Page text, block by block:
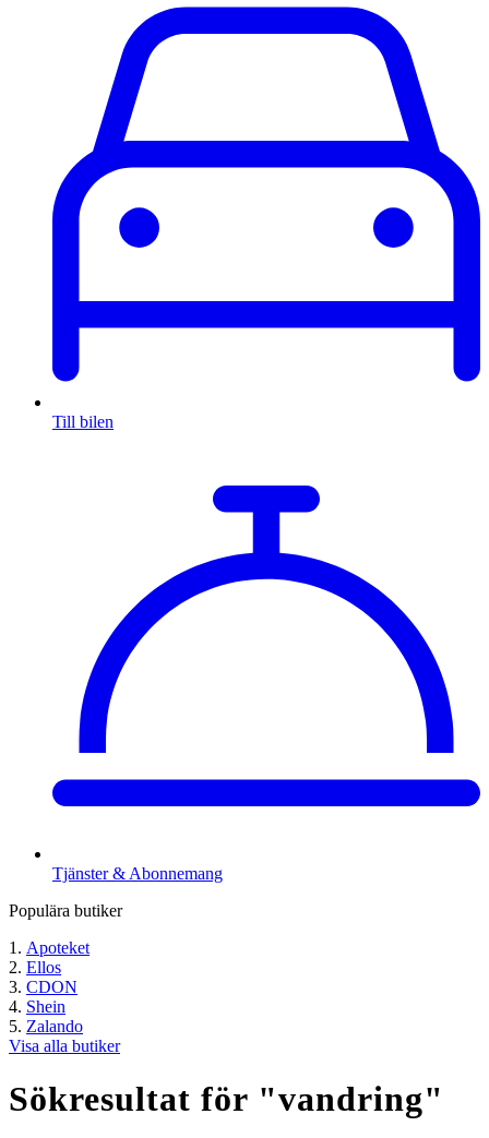
Till bilen
Tjänster & Abonnemang
Populära butiker
Apoteket
Ellos
CDON
Shein
Zalando
Visa alla butiker
Sökresultat för "vandring"